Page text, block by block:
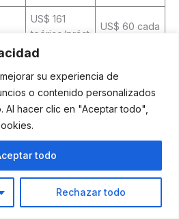
su experiencia de
o contenido personalizados
Al hacer clic en "Aceptar todo",
Rechazar todo
todo
US$ 161
teórico/práct
ico
US$ 60 cada
Escr: US$ 45
/ Prác: US$
US$ 50 cada
2 años
Escr: US$ 85
/ Prác: US$
85
y materiales